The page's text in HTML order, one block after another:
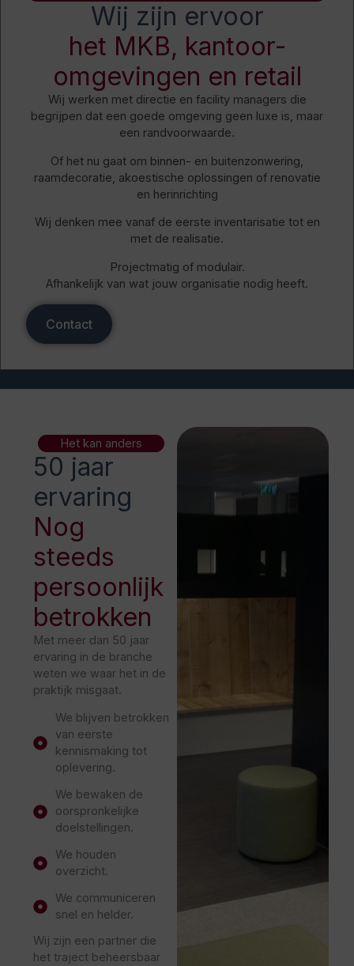
Wij zijn ervoor
het MKB, kantoor-
omgevingen en retail
Wij werken met directie en facility managers die
begrijpen dat een goede omgeving geen luxe is, maar
een randvoorwaarde.
Of het nu gaat om binnen- en buitenzonwering,
raamdecoratie, akoestische oplossingen of renovatie
en herinrichting
Wij denken mee vanaf de eerste inventarisatie tot en
met de realisatie.
Projectmatig of modulair.
Afhankelijk van wat jouw organisatie nodig heeft.
Contact
Het kan anders
50 jaar
ervaring
Nog
steeds
persoonlijk
betrokken
Met meer dan 50 jaar
ervaring in de branche
weten we waar het in de
praktijk misgaat.
We blijven betrokken
van eerste
kennismaking tot
oplevering.
We bewaken de
oorspronkelijke
doelstellingen.
We houden
overzicht.
We communiceren
snel en helder.
Wij zijn een partner die
het traject beheersbaar